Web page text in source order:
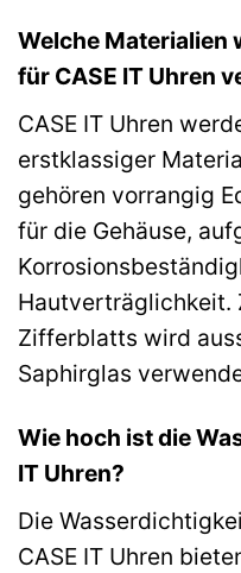
Welche Materialien
für CASE IT Uhren
CASE IT Uhren
erstklassiger
gehören vorrangig
für die Gehäuse,
Hautverträglichkeit.
Zifferblatts wird
Saphirglas
Wie hoch ist die
IT Uhren?
Die
CASE IT Uhren